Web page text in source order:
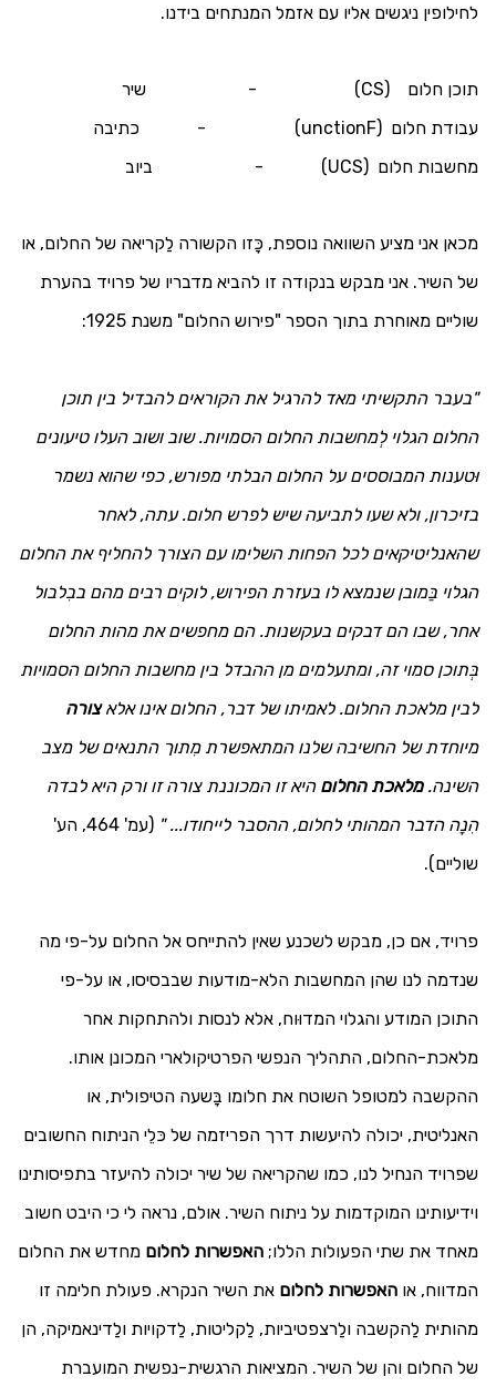
לחילופין ניגשים אליו עם אזמל המנתחים בידנו.
תוכן חלום (CS) - שיר
עבודת חלום (F
unction) - כתיבה
מחשבות חלום (UCS) - ביוב
מכאן אני מציע השוואה נוספת, כָּזו הקשורה לַקריאה של החלום, או
של השיר. אני מבקש בנקודה זו להביא מדבריו של פרויד בהערת
שוליים מאוחרת בתוך הספר "פירוש החלום" משנת 1925:
"בעבר התקשיתי מאד להרגיל את הקוראים להבדיל בין תוכן
החלום הגלוי לְמחשבות החלום הסמויות. שוב ושוב העלו טיעונים
וּטענות המבוססים על החלום הבלתי מפורש, כפי שהוא נשמר
בזיכרון, ולא שעו לתביעה שיש לפרש חלום. עתה, לאחר
שהאנליטיקאים לכל הפחות השלימו עם הצורך להחליף את החלום
הגלוי בַּמובן שנמצא לו בעזרת הפירוש, לוקים רבים מהם בבִלבול
אחר, שבו הם דבקים בעקשנות. הם מחפשים את מהות החלום
בְּתוכן סמוי זה, ומתעלמים מן ההבדל בין מחשבות החלום הסמויות
לבין מלאכת החלום. לאמיתו של דבר, החלום אינו אלאצורה
מיוחדת של החשיבה שלנו המתאפשרת מִתוך התנאים של מצב
השינה.מלאכת החלום היא זו המכוננת צורה זו ורק היא לבדה
הִנָה הדבר המהותי לחלום, ההסבר לייחודו... "
(עמ' 464, הע'
שוליים).
פרויד, אם כן, מבקש לשכנע שאין להתייחס אל החלום על-פי מה
שנדמה לנו שהן המחשבות הלא-מודעות שבבסיסו, או על-פי
התוכן המודע והגלוי המדוּוח, אלא לנסות ולהתחקות אחר
מלאכת-החלום, התהליך הנפשי הפרטיקולארי המכונן אותו.
ההקשבה למטופל השוטח את חלומו בָּשעה הטיפולית, או
האנליטית, יכולה להיעשות דרך הפריזמה של כּלֵי הניתוח החשובים
שפרויד הנחיל לנו, כמו שהקריאה של שיר יכולה להיעזר בתפיסותינו
וידיעותינו המוקדמות על ניתוח השיר. אולם, נראה לי כי היבט חשוב
מאחד את שתי הפעולות הללו; האפשרות לחלום מחדש את החלום
המדווח, או האפשרות לחלום את השיר הנקרא. פעולת חלימה זו
מהותית לַהקשבה ולַרצפטיביות, לַקליטות, לַדקויות ולַדינאמיקה, הן
של החלום והן של השיר. המציאות הרגשית-נפשית המועברת